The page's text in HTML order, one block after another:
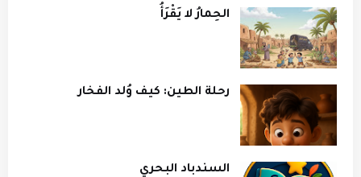
الحِمارُ لا يَقْرَأُ
رحلة الطين: كيف وُلد الفخار
السندباد البحري